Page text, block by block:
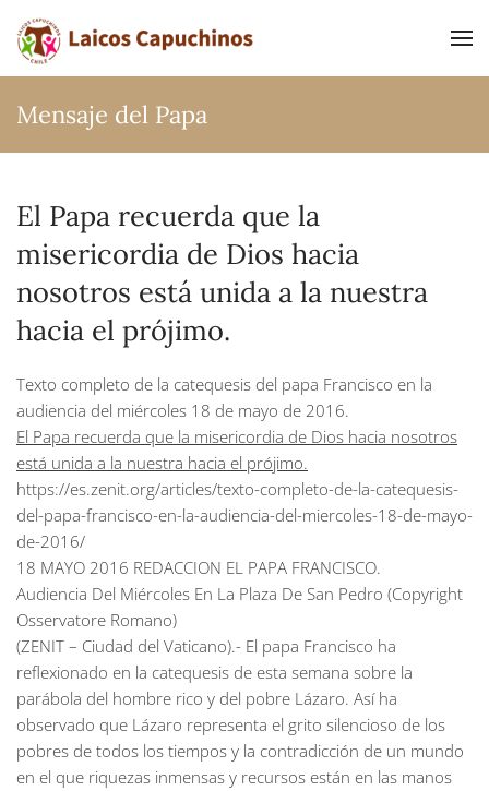
Ir al contenido principal
Mensaje del Papa
El Papa recuerda que la
misericordia de Dios hacia
nosotros está unida a la nuestra
hacia el prójimo.
Texto completo de la catequesis del papa Francisco en la
audiencia del miércoles 18 de mayo de 2016.
El Papa recuerda que la misericordia de Dios hacia nosotros
está unida a la nuestra hacia el prójimo.
https://es.zenit.org/articles/texto-completo-de-la-catequesis-
del-papa-francisco-en-la-audiencia-del-miercoles-18-de-mayo-
de-2016/
18 MAYO 2016 REDACCION EL PAPA FRANCISCO.
Audiencia Del Miércoles En La Plaza De San Pedro (Copyright
Osservatore Romano)
(ZENIT – Ciudad del Vaticano).- El papa Francisco ha
reflexionado en la catequesis de esta semana sobre la
parábola del hombre rico y del pobre Lázaro. Así ha
observado que Lázaro representa el grito silencioso de los
pobres de todos los tiempos y la contradicción de un mundo
en el que riquezas inmensas y recursos están en las manos